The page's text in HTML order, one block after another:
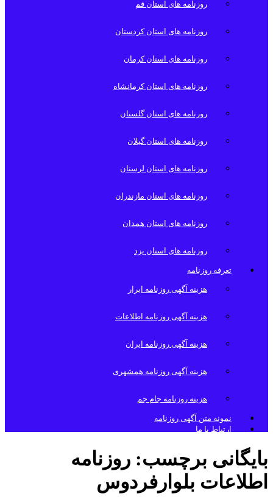
روزنامه های استان قم
روزنامه های استان کردستان
روزنامه های استان کرمان
روزنامه های استان کرمانشاه
روزنامه های استان گلستان
روزنامه های استان گیلان
روزنامه های استان لرستان
روزنامه های استان مازندران
روزنامه های استان همدان
روزنامه های استان یزد
تعرفه روزنامه
هزینه آگهی روزنامه ابرار
هزینه آگهی روزنامه اطلاعات
هزینه آگهی روزنامه ایران
هزینه آگهی روزنامه همشهری
هزینه روزنامه جام جم
نمونه متن آگهی روزنامه
ارتباط با ما
بایگانی برچسب: روزنامه
اطلاعات بلوارفردوس